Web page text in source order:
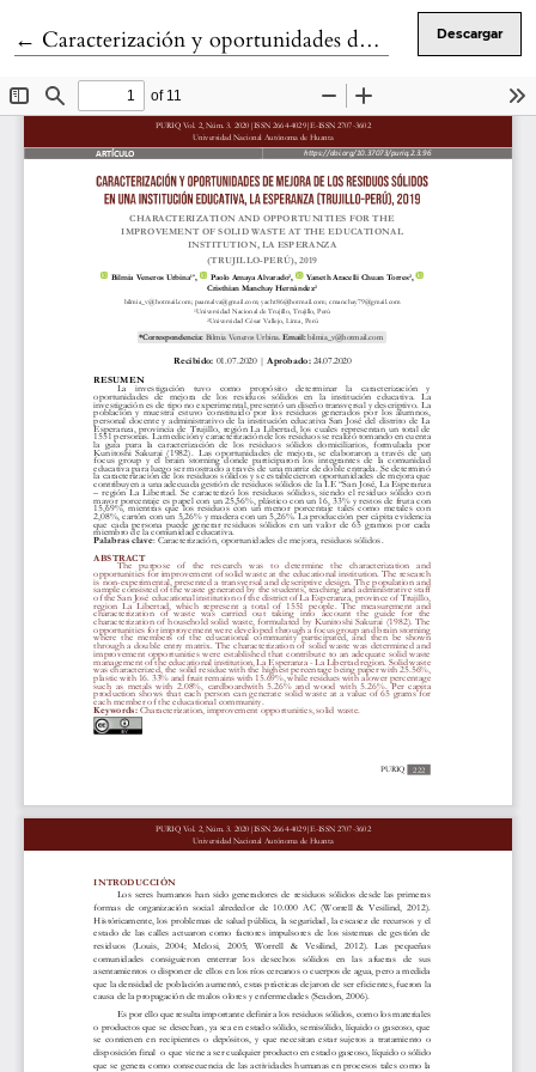
← Volver a los detalles del artículo
Caracterización y oportunidades de mejora de los residuos sólidos en una institución educativa, La Esperanza (Trujillo-Perú), 2019 Descargar